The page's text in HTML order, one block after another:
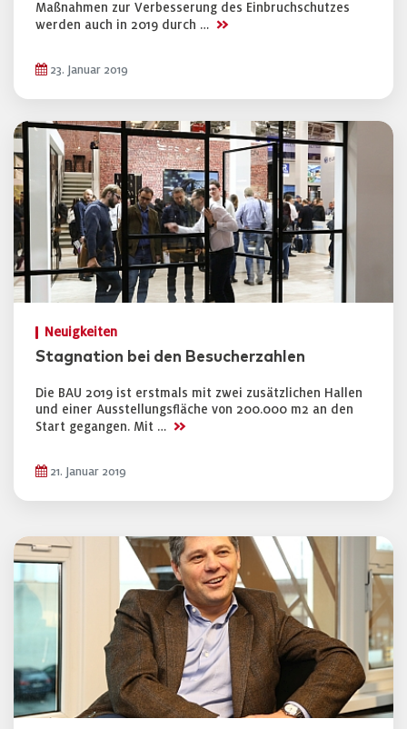
Maßnahmen zur Verbesserung des Einbruchschutzes
werden auch in 2019 durch … >>
23. Januar 2019
Neuigkeiten
Stagnation bei den Besucherzahlen
Die BAU 2019 ist erstmals mit zwei zusätzlichen Hallen
und einer Ausstellungsfläche von 200.000 m2 an den
Start gegangen. Mit … >>
21. Januar 2019